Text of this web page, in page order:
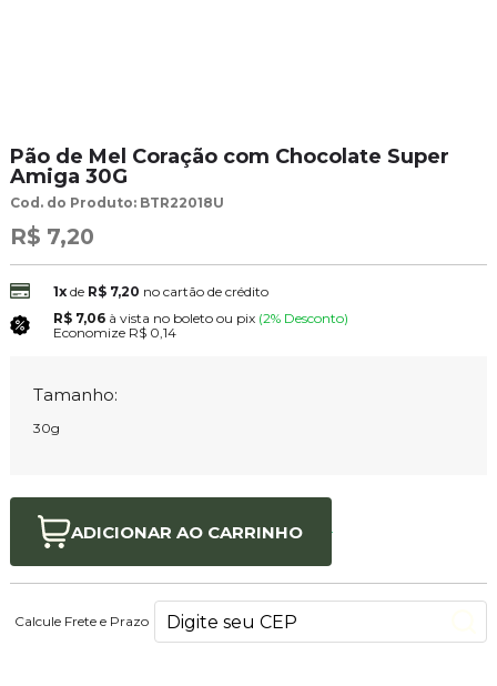
Pão de Mel Coração com Chocolate Super
Amiga 30G
Cod. do Produto: BTR22018U
R$ 7,20
1xde R$ 7,20 no cartão de crédito
R$ 7,06 à vista no boleto ou pix (2% Desconto)
Economize R$ 0,14
Tamanho:
30g
ADICIONAR AO CARRINHO
Calcule Frete e Prazo